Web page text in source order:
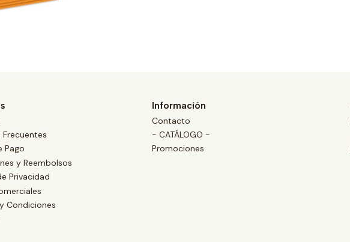
Frecuentes
Pago
y Reembolsos
Privacidad
Condiciones
Información
Contacto
- CATÁLOGO -
Promociones